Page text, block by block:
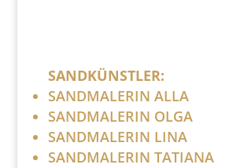
SANDKÜNSTLER:
SANDMALERIN ALLA
SANDMALERIN OLGA
SANDMALERIN LINA
SANDMALERIN TATIANA